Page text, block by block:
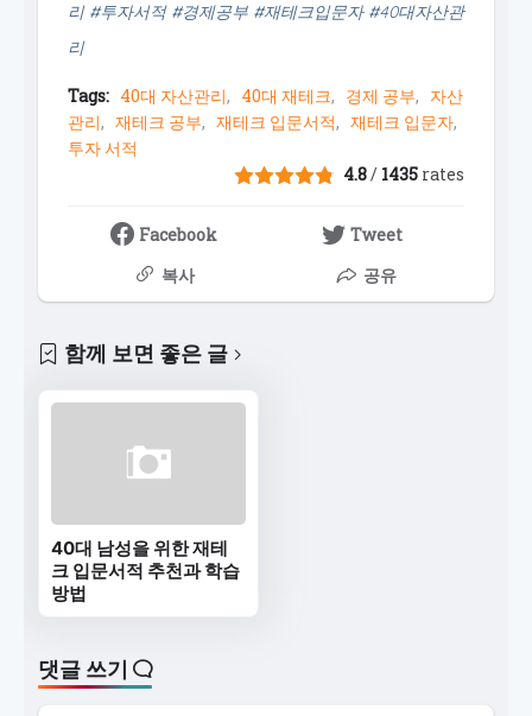
리 #투자서적 #경제공부 #재테크입문자 #40대자산관
리
Tags: 40대 자산관리 40대 재테크 경제 공부
자산
관리
재테크 공부 재테크 입문서적
재테크 입문자
투자 서적
4.8/ 1435 rates
Facebook
Tweet
복사
공유
함께 보면 좋은 글
40대 남성을 위한 재테
크 입문서적 추천과 학습
방법
댓글 쓰기